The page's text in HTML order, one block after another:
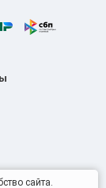
сайта.